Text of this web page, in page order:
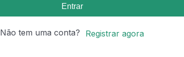
Entrar
Não tem uma conta? Registrar agora